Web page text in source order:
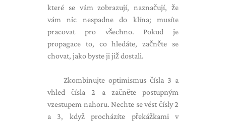
které se vám zobrazují, naznačují, že
vám nic nespadne do klína; musíte
pracovat pro všechno. Pokud je
propagace to, co hledáte, začněte se
chovat, jako byste ji již dostali.
Zkombinujte optimismus čísla 3 a
vhled čísla 2 a začněte postupným
vzestupem nahoru. Nechte se vést čísly 2
a 3, když procházíte překážkami v